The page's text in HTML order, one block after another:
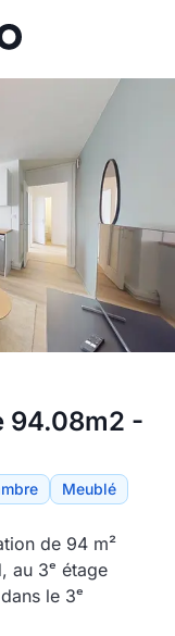
94.08m2 -
Meublé
de 94 m²
au 3ᵉ étage
le 3ᵉ